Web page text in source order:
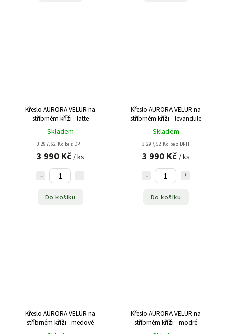
Křeslo AURORA VELUR na
stříbrném kříži - latte
Skladem
3 297,52 Kč bez DPH
3 990 Kč / ks
Do košíku
Křeslo AURORA VELUR na
stříbrném kříži - levandule
Skladem
3 297,52 Kč bez DPH
3 990 Kč / ks
Do košíku
Křeslo AURORA VELUR na
stříbrném kříži - medové
Křeslo AURORA VELUR na
stříbrném kříži - modré